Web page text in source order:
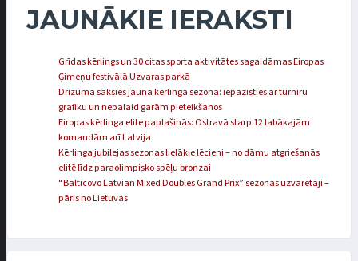
JAUNĀKIE IERAKSTI
Grīdas kērlings un 30 citas sporta aktivitātes sagaidāmas Eiropas
Ģimeņu festivālā Uzvaras parkā
Drīzumā sāksies jaunā kērlinga sezona: iepazīsties ar turnīru
grafiku un nepalaid garām pieteikšanos
Eiropas kērlinga elite paplašinās: Ostravā starp 12 labākajām
komandām arī Latvija
Kērlinga jubilejas sezonas lielākie lēcieni – no dāmu atgriešanās
elitē līdz paraolimpisko spēļu bronzai
“Balticovo Latvian Mixed Doubles Grand Prix” sezonas uzvarētāji –
pāris no Lietuvas